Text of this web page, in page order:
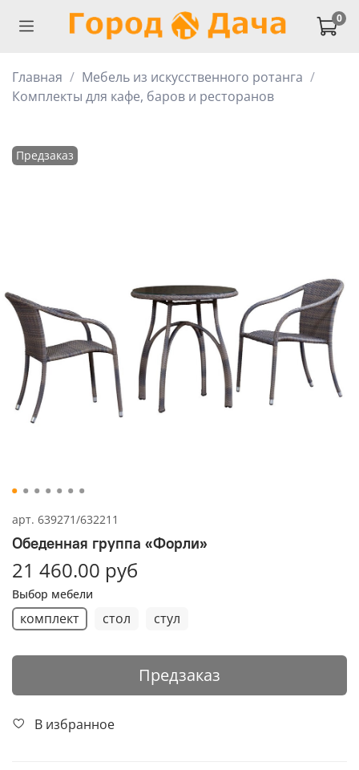
0
Главная
Мебель из искусственного ротанга
Комплекты для кафе, баров и ресторанов
Предзаказ
арт. 639271/632211
Обеденная группа «Форли»
21 460.00 руб
Выбор мебели
комплект стол стул
Предзаказ
В избранное